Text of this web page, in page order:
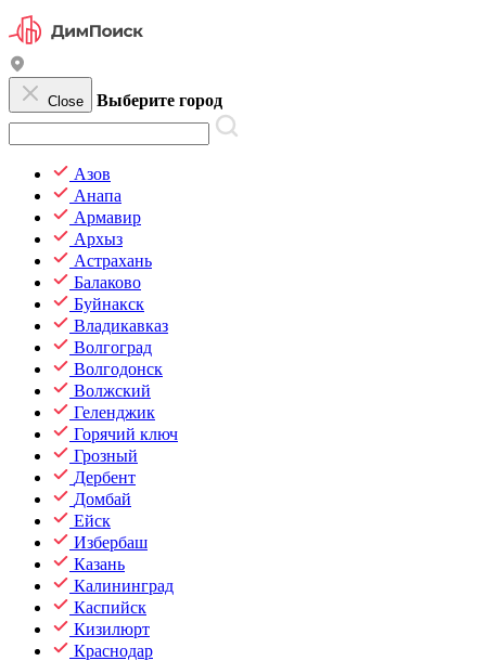
Close Выберите город
Азов
Анапа
Армавир
Архыз
Астрахань
Балаково
Буйнакск
Владикавказ
Волгоград
Волгодонск
Волжский
Геленджик
Горячий ключ
Грозный
Дербент
Домбай
Ейск
Избербаш
Казань
Калининград
Каспийск
Кизилюрт
Краснодар